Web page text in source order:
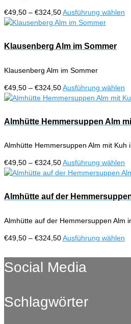
€49,50 – €324,50Preisspanne:
€49,50
€324,50
Ausführung wählen
Klausenberg Alm im Sommer
Klausenberg Alm im Sommer
€49,50 – €324,50Preisspanne:
€49,50
Ausführung wählen
Almhütte Hemmersuppen Alm
Almhütte Hemmersuppen Alm mit Kuh
€49,50 – €324,50Preisspanne:
€49,50
€324,50
Ausführung wählen
Almhütte auf der
Almhütte auf der Hemmersuppen Alm
€49,50 – €324,50Preisspanne:
bis
€324,50
Ausführung wählen
Social Media
Schlagwörter